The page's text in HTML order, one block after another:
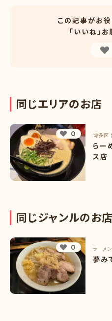
この記事がお
「いいね」
同 じエリアのお店
博多区
らー
ス店
0
同じジャンルのお店
ラーメン
夢み
0